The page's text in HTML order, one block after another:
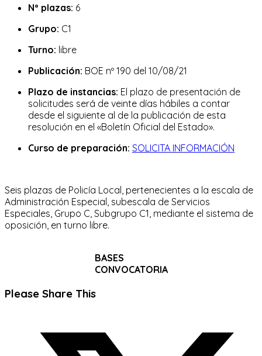
Nº plazas: 6
Grupo: C1
Turno: libre
Publicación: BOE nº 190 del 10/08/21
Plazo de instancias: El plazo de presentación de
solicitudes será de veinte días hábiles a contar
desde el siguiente al de la publicación de esta
resolución en el «Boletín Oficial del Estado».
Curso de preparación: SOLICITA INFORMACIÓN
Seis plazas de Policía Local, pertenecientes a la escala de
Administración Especial, subescala de Servicios
Especiales, Grupo C, Subgrupo C1, mediante el sistema de
oposición, en turno libre.
BASES
CONVOCATORIA
Please Share ThisCompartir